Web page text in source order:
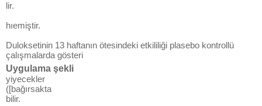
lir.
hıemiştir.
Duloksetinin 13 haftanın ötesindeki etkililiği plasebo kontrollü
çalışmalarda gösteri
Uygulama şekli
yiyecekler
([bağırsakta
bilir.